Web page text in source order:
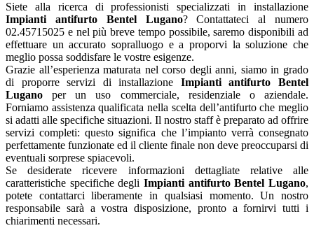
Siete alla ricerca di professionisti specializzati in installazione
Impianti antifurto Bentel Lugano? Contattateci al numero
02.45715025 e nel più breve tempo possibile, saremo disponibili ad
effettuare un accurato sopralluogo e a proporvi la soluzione che
meglio possa soddisfare le vostre esigenze.
Grazie all’esperienza maturata nel corso degli anni, siamo in grado
di proporre servizi di installazione Impianti antifurto Bentel
Lugano per un uso commerciale, residenziale o aziendale.
Forniamo assistenza qualificata nella scelta dell’antifurto che meglio
si adatti alle specifiche situazioni. Il nostro staff è preparato ad offrire
servizi completi: questo significa che l’impianto verrà consegnato
perfettamente funzionate ed il cliente finale non deve preoccuparsi di
eventuali sorprese spiacevoli.
Se desiderate ricevere informazioni dettagliate relative alle
caratteristiche specifiche degli Impianti antifurto Bentel Lugano,
potete contattarci liberamente in qualsiasi momento. Un nostro
responsabile sarà a vostra disposizione, pronto a fornirvi tutti i
chiarimenti necessari.